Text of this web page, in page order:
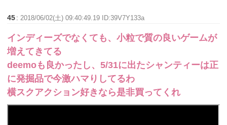
45 : 2018/06/02(土) 09:40:49.19 ID:39V7Y133a
インディーズでなくても、小粒で質の良いゲームが
増えてきてる
deemoも良かったし、5/31に出たシャンティーは正
に発掘品で今激ハマりしてるわ
横スクアクション好きなら是非買ってくれ